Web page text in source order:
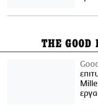
THE GOOD